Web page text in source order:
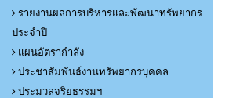
รายงานผลการบริหารและพัฒนาทรัพยากร
ประจำปี
แผนอัตรากำลัง
ประชาสัมพันธ์งานทรัพยากรบุคคล
ประมวลจริยธรรมฯ